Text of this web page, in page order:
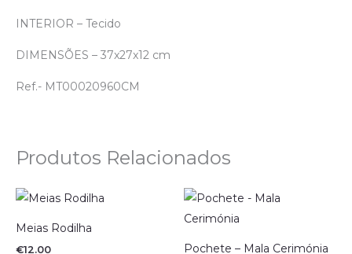
INTERIOR – Tecido
DIMENSÕES – 37x27x12 cm
Ref.- MT00020960CM
Produtos Relacionados
Meias Rodilha
€12.00 Pochete – Mala Cerimónia